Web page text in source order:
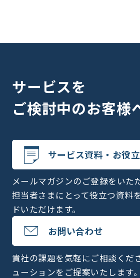
サービスを
ご検討中のお客様
サービス資料・お役
メールマガジンのご登録をいた
担当者さまにとって役立つ資料
ドいただけます。
お問い合わせ
貴社の課題を気軽にご相談くだ
ューションをご提案いたします。